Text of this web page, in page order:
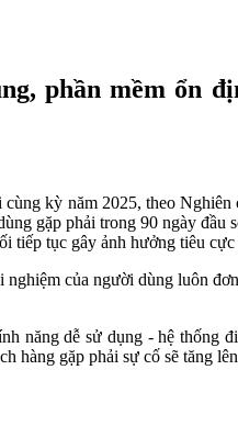
phần mềm ổn
kỳ năm 2025, theo
gặp phải trong 90 ngày
tục gây ảnh hưởng tiêu
của người dùng luôn
năng dễ sử dụng - hệ
hàng gặp phải sự cố sẽ tăng